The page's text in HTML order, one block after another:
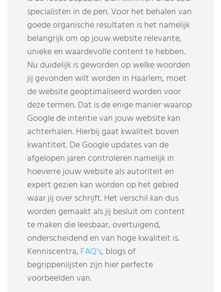
specialisten in de pen. Voor het behalen van
goede organische resultaten is het namelijk
belangrijk om op jouw website relevante,
unieke en waardevolle content te hebben.
Nu duidelijk is geworden op welke woorden
jij gevonden wilt worden in Haarlem, moet
de website geoptimaliseerd worden voor
deze termen. Dat is de enige manier waarop
Google de intentie van jouw website kan
achterhalen. Hierbij gaat kwaliteit boven
kwantiteit. De Google updates van de
afgelopen jaren controleren namelijk in
hoeverre jouw website als autoriteit en
expert gezien kan worden op het gebied
waar jij over schrijft. Het verschil kan dus
worden gemaakt als jij besluit om content
te maken die leesbaar, overtuigend,
onderscheidend en van hoge kwaliteit is.
Kenniscentra, FAQ’s, blogs of
begrippenlijsten zijn hier perfecte
voorbeelden van.